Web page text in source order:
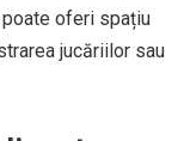
poate oferi spațiu
jucăriilor sau